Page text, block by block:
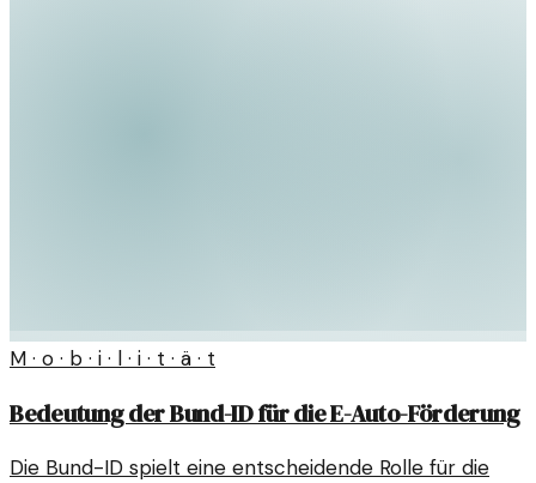
M · o · b · i · l · i · t · ä · t
Bedeutung der Bund-ID für die E-Auto-Förderung
Die Bund-ID spielt eine entscheidende Rolle für die